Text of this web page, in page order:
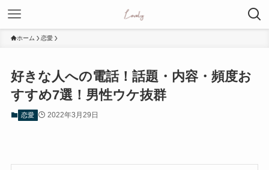
ホーム 恋愛
好きな人への電話！話題・内容・頻度お
すすめ7選！男性ウケ抜群
恋愛 2022年3月29日